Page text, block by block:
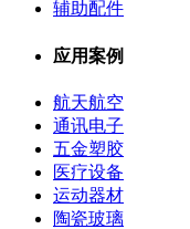
辅助配件
应用案例
航天航空
通讯电子
五金塑胶
医疗设备
运动器材
陶瓷玻璃